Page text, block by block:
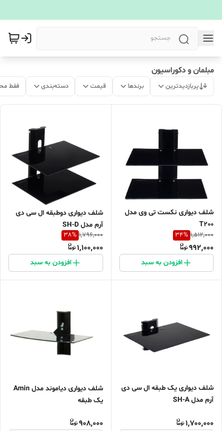
مبلمان و دکوراسیون
پربازدیدترین برندها قیمت دسته‌بندی فقط
شلف دیواری نکست تی وی مدل
T200
1,512,000
34%
992,000
افزودن به سبد
شلف دیواری دوطبقه ال سی دی
آرم مدل SH-D
1,796,000
38%
1,100,000
افزودن به سبد
شلف دیواری یک طبقه ال سی دی
آرم مدل SH-A
1,700,000
شلف دیواری دیاموند مدل Amin
یک طبقه
908,000